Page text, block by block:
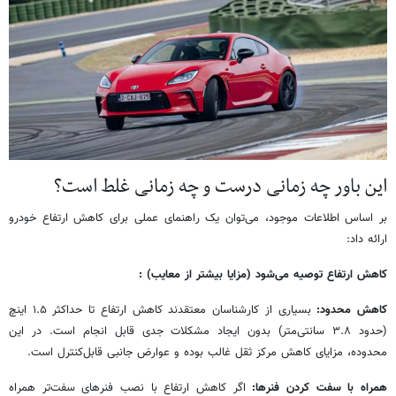
این باور چه زمانی درست و چه زمانی غلط است؟
بر اساس اطلاعات موجود، می‌توان یک راهنمای عملی برای کاهش ارتفاع خودرو
ارائه داد:
کاهش ارتفاع توصیه می‌شود (مزایا بیشتر از معایب) :
کاهش محدود:
بسیاری از کارشناسان معتقدند کاهش ارتفاع تا حداکثر ۱.۵ اینچ
(حدود ۳.۸ سانتی‌متر) بدون ایجاد مشکلات جدی قابل انجام است. در این
محدوده، مزایای کاهش مرکز ثقل غالب بوده و عوارض جانبی قابل‌کنترل است.
همراه با سفت کردن فنرها: اگر کاهش ارتفاع با نصب فنرهای سفت‌تر همراه